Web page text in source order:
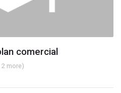
comercial
2 more)